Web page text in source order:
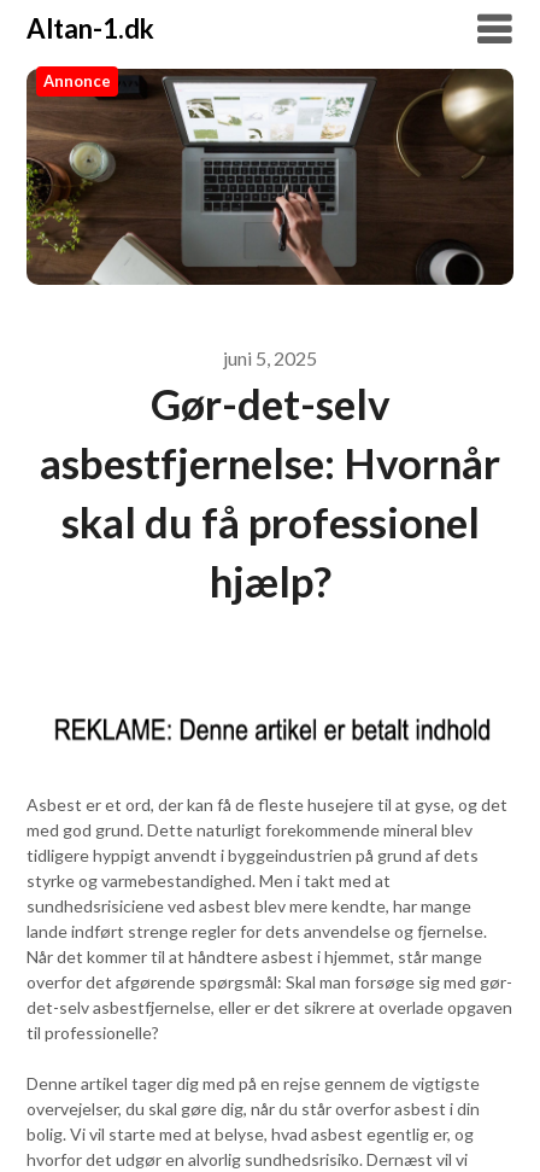
Altan-1.dk
Altan-1.dk
Annonce
juni 5, 2025
Gør-det-selv
asbestfjernelse: Hvornår
skal du få professionel
hjælp?
Asbest er et ord, der kan få de fleste husejere til at gyse, og det
med god grund. Dette naturligt forekommende mineral blev
tidligere hyppigt anvendt i byggeindustrien på grund af dets
styrke og varmebestandighed. Men i takt med at
sundhedsrisiciene ved asbest blev mere kendte, har mange
lande indført strenge regler for dets anvendelse og fjernelse.
Når det kommer til at håndtere asbest i hjemmet, står mange
overfor det afgørende spørgsmål: Skal man forsøge sig med gør-
det-selv asbestfjernelse, eller er det sikrere at overlade opgaven
til professionelle?
Denne artikel tager dig med på en rejse gennem de vigtigste
overvejelser, du skal gøre dig, når du står overfor asbest i din
bolig. Vi vil starte med at belyse, hvad asbest egentlig er, og
hvorfor det udgør en alvorlig sundhedsrisiko. Dernæst vil vi